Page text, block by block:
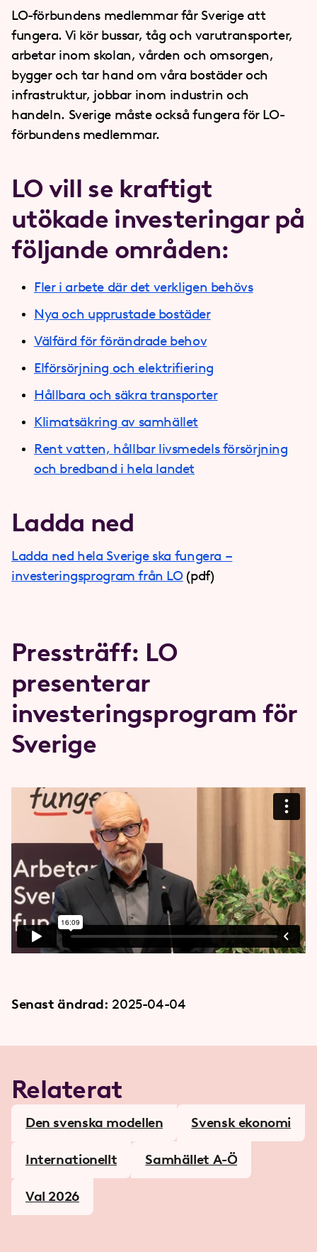
LO-förbundens medlemmar får Sverige att
fungera. Vi kör bussar, tåg och varutransporter,
arbetar inom skolan, vården och omsorgen,
bygger och tar hand om våra bostäder och
infrastruktur, jobbar inom industrin och
handeln. Sverige måste också fungera för LO-
förbundens medlemmar.
LO vill se kraftigt
utökade investeringar på
följande områden:
Fler i arbete där det verkligen behövs
Nya och upprustade bostäder
Välfärd för förändrade behov
Elförsörjning och elektrifiering
Hållbara och säkra transporter
Klimatsäkring av samhället
Rent vatten, hållbar livsmedels försörjning
och bredband i hela landet
Ladda ned
Ladda ned hela Sverige ska fungera –
investeringsprogram från LO(pdf)
Pressträff: LO
presenterar
investerings­program för
Sverige
Senast ändrad: 2025-04-04
Relaterat
Den svenska modellen Svensk ekonomi
Internationellt Samhället A-Ö
Val 2026